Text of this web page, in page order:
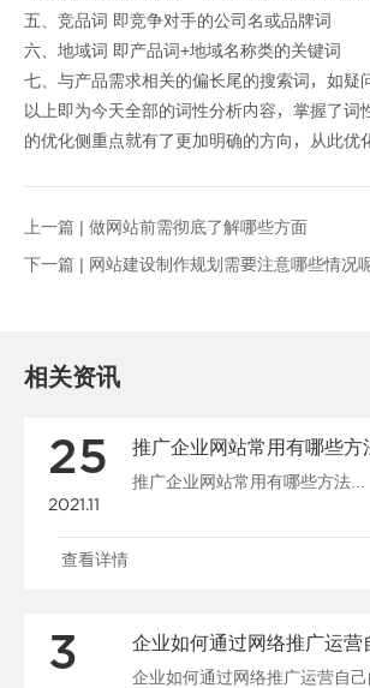
五、竞品词 即竞争对手的公司名或品牌词
六、地域词 即产品词+地域名称类的关键词
七、与产品需求相关的偏长尾的搜索词，如疑
以上即为今天全部的词性分析内容，掌握了词
的优化侧重点就有了更加明确的方向，从此优
上一篇 | 做网站前需彻底了解哪些方面
下一篇 | 网站建设制作规划需要注意哪些情况
相关资讯
25
2021.11
推广企业网站常用有哪些方
推广企业网站常用有哪些方法...
查看详情
3 企业如何通过网络推广运营
企业如何通过网络推广运营自己